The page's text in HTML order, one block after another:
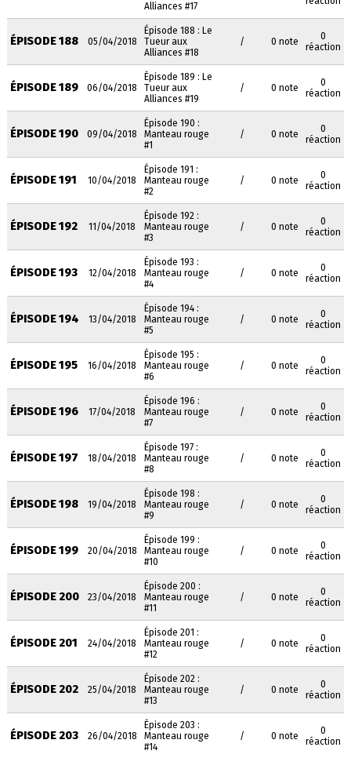
Alliances #17
ÉPISODE 188 05/04/2018
Épisode 188 : Le
Tueur aux
Alliances #18
/ 0 note
0
réaction
ÉPISODE 189 06/04/2018
Épisode 189 : Le
Tueur aux
Alliances #19
/ 0 note
0
réaction
ÉPISODE 190 09/04/2018
Épisode 190 :
Manteau rouge
#1
/ 0 note
0
réaction
ÉPISODE 191 10/04/2018
Épisode 191 :
Manteau rouge
#2
/ 0 note
0
réaction
ÉPISODE 192 11/04/2018
Épisode 192 :
Manteau rouge
#3
/ 0 note
0
réaction
ÉPISODE 193 12/04/2018
Épisode 193 :
Manteau rouge
#4
/ 0 note
0
réaction
ÉPISODE 194 13/04/2018
Épisode 194 :
Manteau rouge
#5
/ 0 note
0
réaction
ÉPISODE 195 16/04/2018
Épisode 195 :
Manteau rouge
#6
/ 0 note
0
réaction
ÉPISODE 196 17/04/2018
Épisode 196 :
Manteau rouge
#7
/ 0 note
0
réaction
ÉPISODE 197 18/04/2018
Épisode 197 :
Manteau rouge
#8
/ 0 note
0
réaction
ÉPISODE 198 19/04/2018
Épisode 198 :
Manteau rouge
#9
/ 0 note
0
réaction
ÉPISODE 199 20/04/2018
Épisode 199 :
Manteau rouge
#10
/ 0 note
0
réaction
ÉPISODE 200 23/04/2018
Épisode 200 :
Manteau rouge
#11
/ 0 note
0
réaction
ÉPISODE 201 24/04/2018
Épisode 201 :
Manteau rouge
#12
/ 0 note
0
réaction
ÉPISODE 202 25/04/2018
Épisode 202 :
Manteau rouge
#13
/ 0 note
0
réaction
ÉPISODE 203 26/04/2018
Épisode 203 :
Manteau rouge
#14
/ 0 note
0
réaction